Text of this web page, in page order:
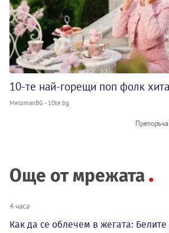
10-те най-горещи поп фолк
MelomanBG - 10te.bg
Още от мрежата
4 часа
Как да се облечем в жегата: Белите